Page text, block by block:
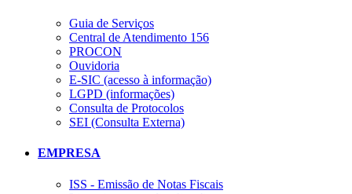
Guia de Serviços
Central de Atendimento 156
PROCON
Ouvidoria
E-SIC (acesso à informação)
LGPD (informações)
Consulta de Protocolos
SEI (Consulta Externa)
EMPRESA
ISS - Emissão de Notas Fiscais